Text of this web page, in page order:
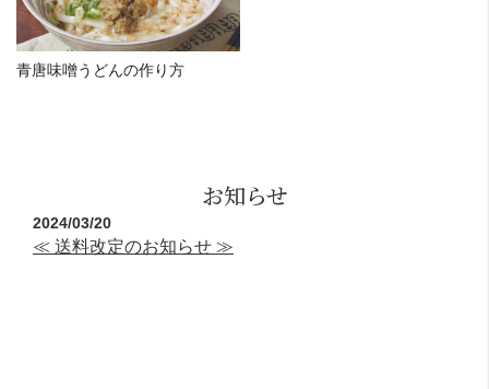
青唐味噌うどんの作り方
お知らせ
2024/03/20
≪ 送料改定のお知らせ ≫